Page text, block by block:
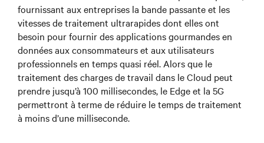
fournissant aux entreprises la bande passante et les
vitesses de traitement ultrarapides dont elles ont
besoin pour fournir des applications gourmandes en
données aux consommateurs et aux utilisateurs
professionnels en temps quasi réel. Alors que le
traitement des charges de travail dans le Cloud peut
prendre jusqu’à 100 millisecondes, le Edge et la 5G
permettront à terme de réduire le temps de traitement
à moins d’une milliseconde.